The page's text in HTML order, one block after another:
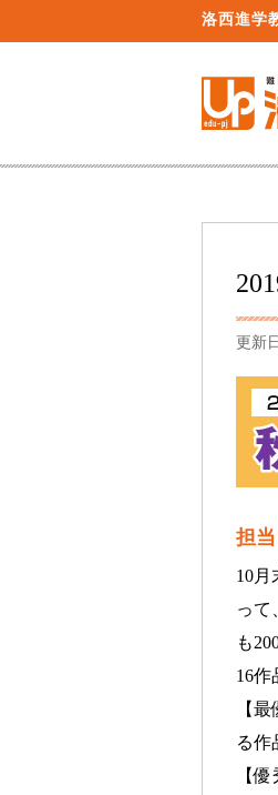
洛西進学
更新
担
10
って
も
16作
【
る作
【